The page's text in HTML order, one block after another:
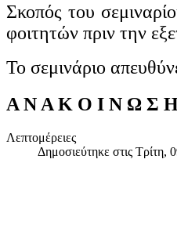
Σκοπός του
φοιτητών πριν την
Το σεμινάριο
Α Ν Α Κ Ο Ι Ν Ω Σ
Λεπτομέρειες
Δημοσιεύτηκε στις Τρίτη,